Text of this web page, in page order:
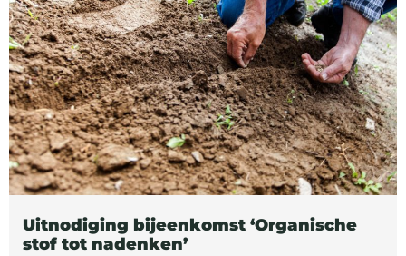
Uitnodiging bijeenkomst ‘Organische
stof tot nadenken’